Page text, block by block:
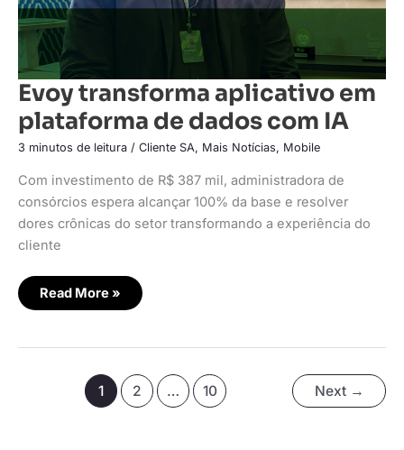
Evoy transforma aplicativo em
plataforma de dados com IA
3 minutos de leitura / Cliente SA, Mais Notícias, Mobile
Com investimento de R$ 387 mil, administradora de
consórcios espera alcançar 100% da base e resolver
dores crônicas do setor transformando a experiência do
cliente
Read More »
1 2 … 10 Next →